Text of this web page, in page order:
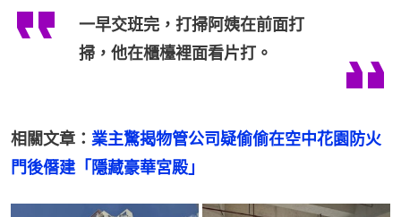
一早交班完，打掃阿姨在前面打
掃，他在櫃檯裡面看片打。
相關文章： 業主驚揭物管公司疑偷偷在空中花園防火
門後僭建「隱藏豪華宮殿」